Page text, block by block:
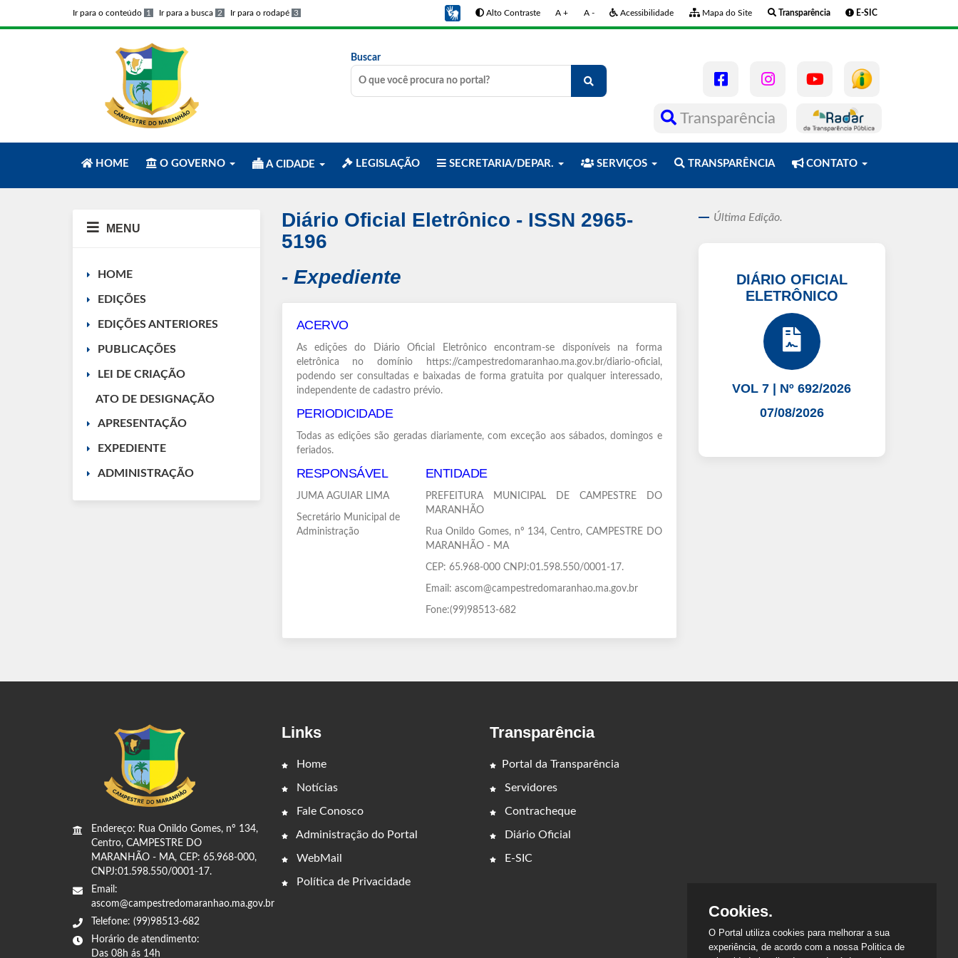
Ir para o conteúdo 1 Ir para a busca 2 Ir para o rodapé 3 Alto Contraste A + A - Acessibilidade Mapa do Site Transparência E-SIC
Buscar
Transparência
HOME O GOVERNO A CIDADE LEGISLAÇÃO SECRETARIA/DEPAR. SERVIÇOS TRANSPARÊNCIA CONTATO
MENU
HOME
EDIÇÕES
EDIÇÕES ANTERIORES
PUBLICAÇÕES
LEI DE CRIAÇÃO
ATO DE DESIGNAÇÃO
APRESENTAÇÃO
EXPEDIENTE
ADMINISTRAÇÃO
Diário Oficial Eletrônico - ISSN 2965-
5196
- Expediente
ACERVO
As edições do Diário Oficial Eletrônico encontram-se disponíveis na forma
eletrônica no domínio https://campestredomaranhao.ma.gov.br/diario-oficial,
podendo ser consultadas e baixadas de forma gratuita por qualquer interessado,
independente de cadastro prévio.
PERIODICIDADE
Todas as edições são geradas diariamente, com exceção aos sábados, domingos e
feriados.
RESPONSÁVEL
JUMA AGUIAR LIMA
Secretário Municipal de
Administração
ENTIDADE
PREFEITURA MUNICIPAL DE CAMPESTRE DO
MARANHÃO
Rua Onildo Gomes, nº 134, Centro, CAMPESTRE DO
MARANHÃO - MA
CEP: 65.968-000 CNPJ:01.598.550/0001-17.
Email: ascom@campestredomaranhao.ma.gov.br
Fone:(99)98513-682
Última Edição.
DIÁRIO OFICIAL
ELETRÔNICO
VOL 7 | Nº 692/2026
07/08/2026
Endereço: Rua Onildo Gomes, nº 134,
Centro, CAMPESTRE DO
MARANHÃO - MA, CEP: 65.968-000,
CNPJ:01.598.550/0001-17.
Email:
ascom@campestredomaranhao.ma.gov.br
Telefone: (99)98513-682
Horário de atendimento:
Das 08h ás 14h
Links
Home
Notícias
Fale Conosco
Administração do Portal
WebMail
Política de Privacidade
Transparência
Portal da Transparência
Servidores
Contracheque
Diário Oficial
E-SIC
Cookies.
O Portal utiliza cookies para melhorar a sua
experiência, de acordo com a nossa Politica de